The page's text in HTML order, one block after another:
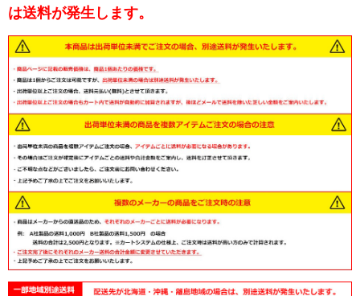
は送料が発生します。